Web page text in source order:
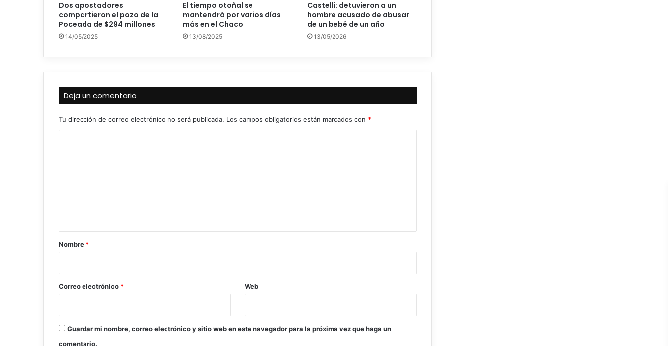
Dos apostadores
compartieron el pozo de la
Poceada de $294 millones
14/05/2025
El tiempo otoñal se
mantendrá por varios días
más en el Chaco
13/08/2025
Castelli: detuvieron a un
hombre acusado de abusar
de un bebé de un año
13/05/2026
Deja un comentario
Tu dirección de correo electrónico no será publicada. Los campos obligatorios están marcados con *
r
*
Nombre *
Correo electrónico * Web
Guardar mi nombre, correo electrónico y sitio web en este navegador para la próxima vez que haga un
comentario.